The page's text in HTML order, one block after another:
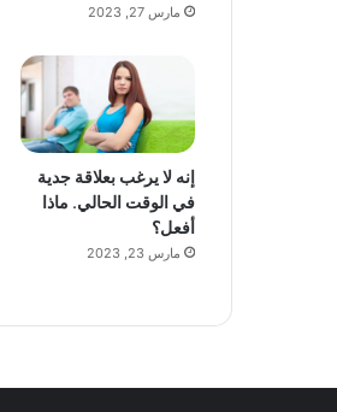
مارس 27, 2023
إنه لا يرغب بعلاقة جدية
في الوقت الحالي. ماذا
أفعل؟
مارس 23, 2023